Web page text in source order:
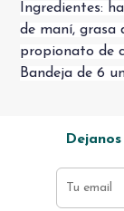
Ingredientes:
de maní, grasa
propionato de
Bandeja de 6